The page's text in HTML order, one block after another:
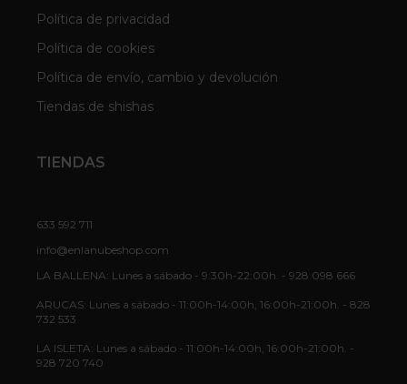
Política de privacidad
Política de cookies
Política de envío, cambio y devolución
Tiendas de shishas
TIENDAS
633 592 711
info@enlanubeshop.com
LA BALLENA: Lunes a sábado - 9:30h-22:00h. - 928 098 666
ARUCAS: Lunes a sábado - 11:00h-14:00h, 16:00h-21:00h. - 828
732 533
LA ISLETA: Lunes a sábado - 11:00h-14:00h, 16:00h-21:00h. -
928 720 740